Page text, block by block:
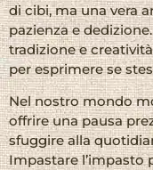
di cibi, ma una vera
pazienza e
tradizione e
per esprimere se
Nel nostro mondo
offrire una pausa
sfuggire alla
Impastare l’impasto